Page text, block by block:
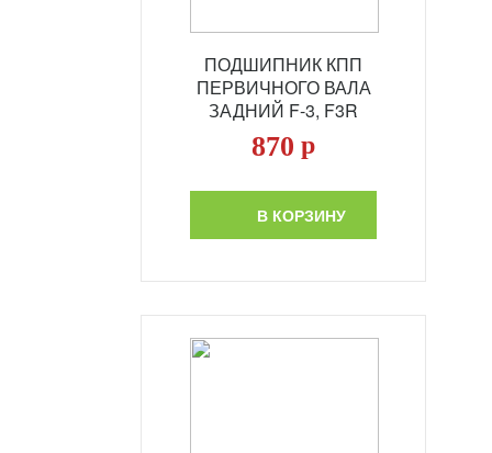
ПОДШИПНИК КПП
ПЕРВИЧНОГО ВАЛА
ЗАДНИЙ F-3, F3R
870 р
В КОРЗИНУ